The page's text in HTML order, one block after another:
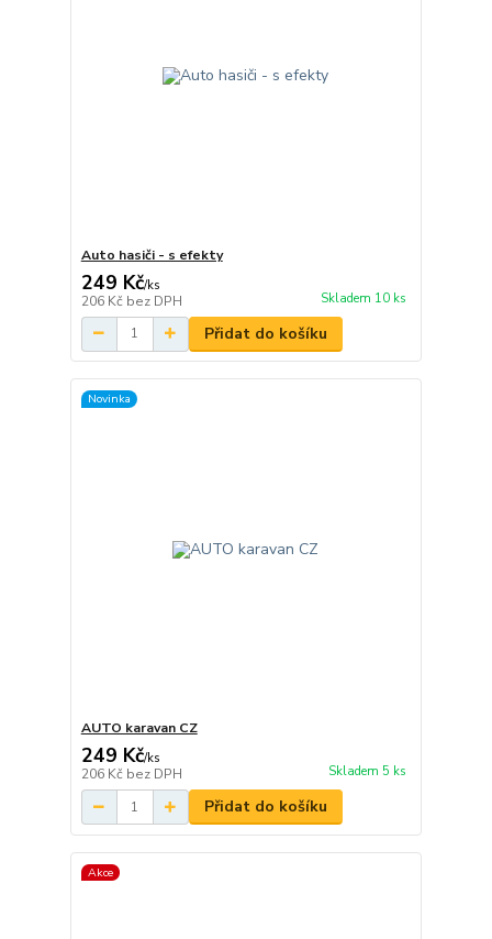
Auto hasiči - s efekty
249 Kč/ks
206 Kč bez DPH Skladem 10 ks
Přidat do košíku
Novinka
AUTO karavan CZ
249 Kč/ks
206 Kč bez DPH Skladem 5 ks
Přidat do košíku
Akce